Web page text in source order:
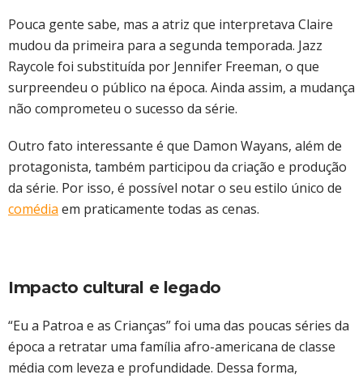
Pouca gente sabe, mas a atriz que interpretava Claire
mudou da primeira para a segunda temporada. Jazz
Raycole foi substituída por Jennifer Freeman, o que
surpreendeu o público na época. Ainda assim, a mudança
não comprometeu o sucesso da série.
Outro fato interessante é que Damon Wayans, além de
protagonista, também participou da criação e produção
da série. Por isso, é possível notar o seu estilo único de
comédia em praticamente todas as cenas.
Impacto cultural e legado
“Eu a Patroa e as Crianças” foi uma das poucas séries da
época a retratar uma família afro-americana de classe
média com leveza e profundidade. Dessa forma,